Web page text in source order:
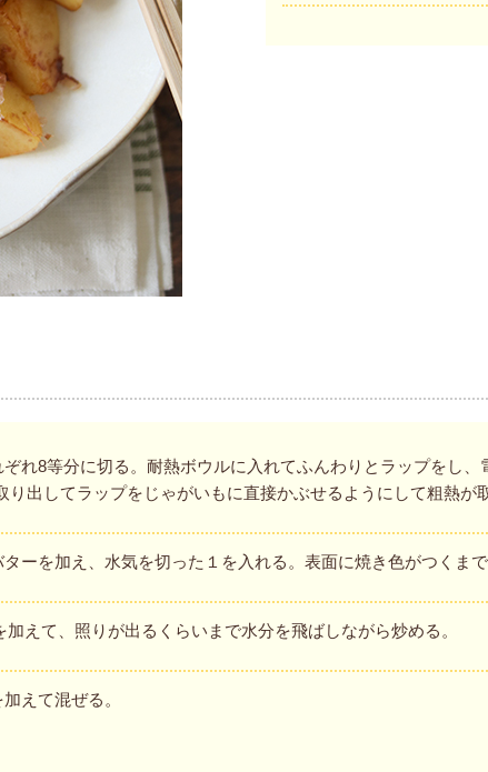
れ8等分に切る。耐熱ボウルに入れてふんわりとラップをし
出してラップをじゃがいもに直接かぶせるようにして粗熱が
ーを加え、水気を切った１を入れる。表面に焼き色がつくまで
えて、照りが出るくらいまで水分を飛ばしながら炒める。
えて混ぜる。